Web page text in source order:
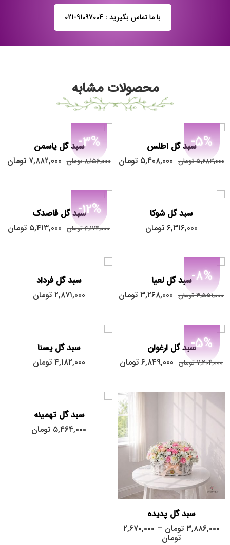
با ما تماس بگیرید : 91097004-021
محصولات مشابه
-5%سبد گل اطلس
۵,۶۸۳,۰۰۰ تومان ۵,۴۰۸,۰۰۰ تومان
-3%سبد گل یاسمن
۸,۱۵۶,۰۰۰ تومان ۷,۸۸۲,۰۰۰ تومان
سبد گل شوکا
۶,۳۱۶,۰۰۰ تومان
-12%سبد گل قاصدک
۶,۱۷۴,۰۰۰ تومان ۵,۴۱۳,۰۰۰ تومان
-8%سبد گل لعیا
۳,۵۵۱,۰۰۰ تومان ۳,۲۶۸,۰۰۰ تومان
سبد گل فرداد
۲,۸۷۱,۰۰۰ تومان
-5%سبد گل ارغوان
۷,۲۰۴,۰۰۰ تومان ۶,۸۴۹,۰۰۰ تومان
سبد گل یسنا
۴,۱۸۲,۰۰۰ تومان
سبد گل پدیده
۳,۸۸۶,۰۰۰ تومان – ۲,۶۷۰,۰۰۰
تومان
بزرگ
متوسط
سبد گل تهمینه
۵,۴۶۴,۰۰۰ تومان